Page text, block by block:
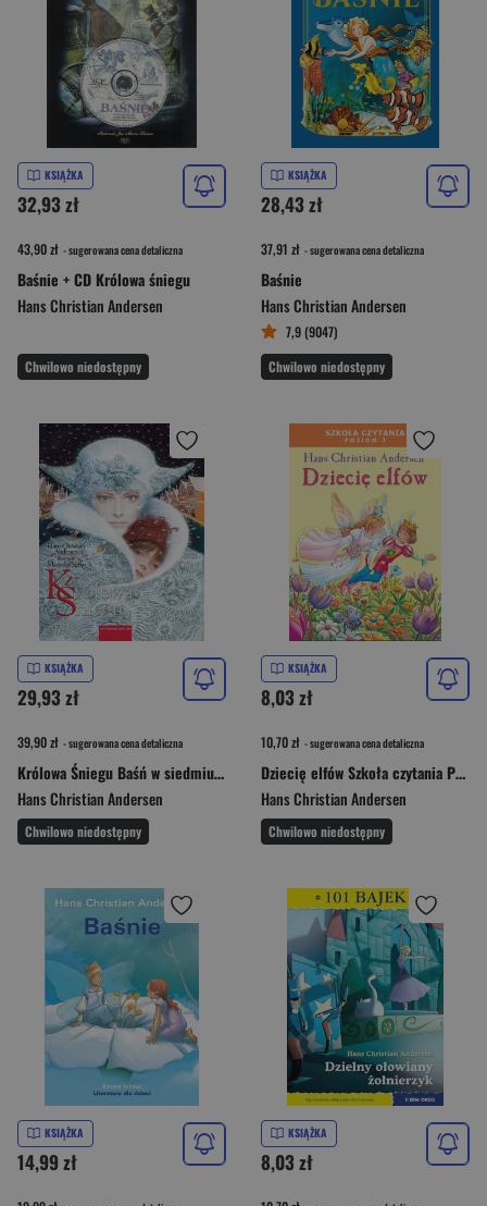
KSIĄŻKA
32,93 zł
43,90 zł - sugerowana cena detaliczna
Baśnie + CD Królowa śniegu
Hans Christian Andersen
Chwilowo niedostępny
KSIĄŻKA
28,43 zł
37,91 zł - sugerowana cena detaliczna
Baśnie
Hans Christian Andersen
7,9 (9047)
Chwilowo niedostępny
KSIĄŻKA
29,93 zł
39,90 zł - sugerowana cena detaliczna
Królowa Śniegu Baśń w siedmiu opowiadaniach
Hans Christian Andersen
Chwilowo niedostępny
KSIĄŻKA
8,03 zł
10,70 zł - sugerowana cena detaliczna
Dziecię elfów Szkoła czytania Poziom 3
Hans Christian Andersen
Chwilowo niedostępny
KSIĄŻKA
14,99 zł
KSIĄŻKA
8,03 zł